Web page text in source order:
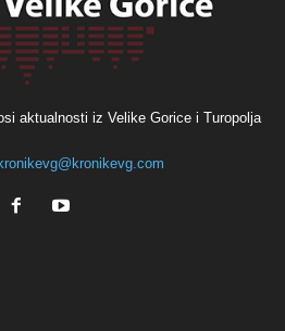
aktualnosti iz Velike Gorice i Turopolja
kronikevg@kronikevg.com